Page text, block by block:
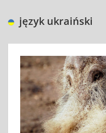
język ukraiński